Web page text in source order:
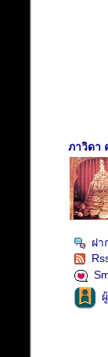
ภาวิดา
ฝา